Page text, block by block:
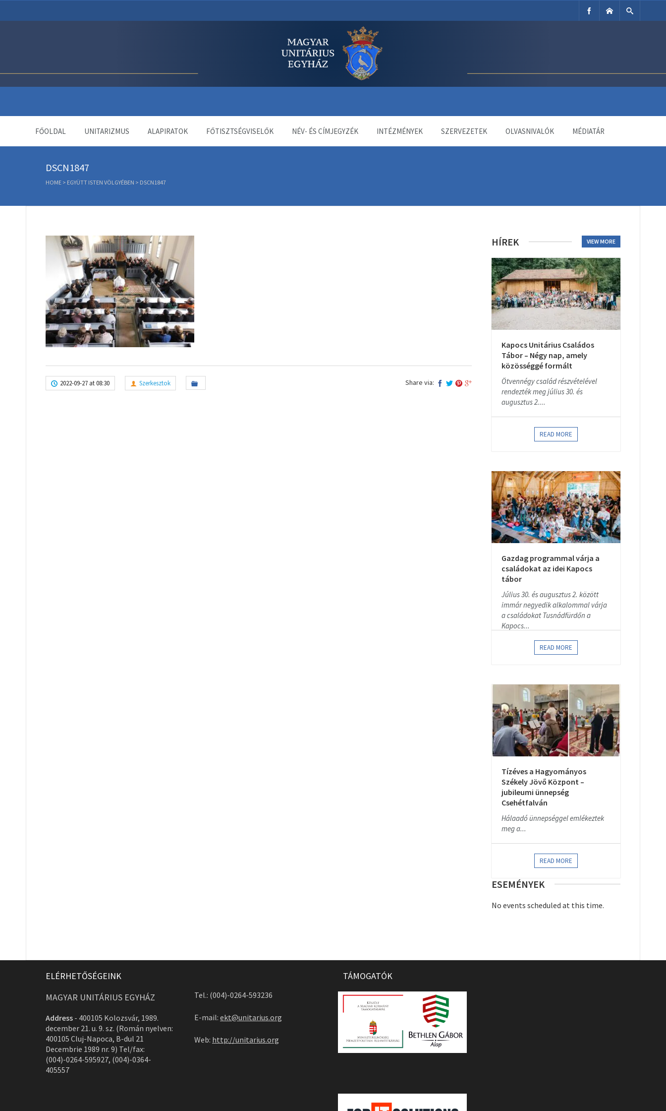
FŐOLDAL UNITARIZMUS ALAPIRATOK FŐTISZTSÉGVISELŐK NÉV- ÉS CÍMJEGYZÉK INTÉZMÉNYEK SZERVEZETEK OLVASNIVALÓK MÉDIATÁR
DSCN1847
HOME > EGYÜTT ISTEN VÖLGYÉBEN > DSCN1847
2022-09-27 at 08:30 Szerkesztok Share via:
HÍREK VIEW MORE
Kapocs Unitárius Családos
Tábor – Négy nap, amely
közösséggé formált
Ötvennégy család részvételével
rendezték meg július 30. és
augusztus 2....
READ MORE
Gazdag programmal várja a
családokat az idei Kapocs
tábor
Július 30. és augusztus 2. között
immár negyedik alkalommal várja
a családokat Tusnádfürdőn a
Kapocs...
READ MORE
Tízéves a Hagyományos
Székely Jövő Központ –
jubileumi ünnepség
Csehétfalván
Hálaadó ünnepséggel emlékeztek
meg a...
READ MORE
ESEMÉNYEK
No events scheduled at this time.
ELÉRHETŐSÉGEINK
MAGYAR UNITÁRIUS EGYHÁZ
Address - 400105 Kolozsvár, 1989.
december 21. u. 9. sz. (Román nyelven:
400105 Cluj-Napoca, B-dul 21
Decembrie 1989 nr. 9) Tel/fax:
(004)-0264-595927, (004)-0364-
405557
Tel.: (004)-0264-593236
E-mail: ekt@unitarius.org
Web: http://unitarius.org
TÁMOGATÓK